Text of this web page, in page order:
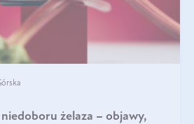
żelaza – objawy,